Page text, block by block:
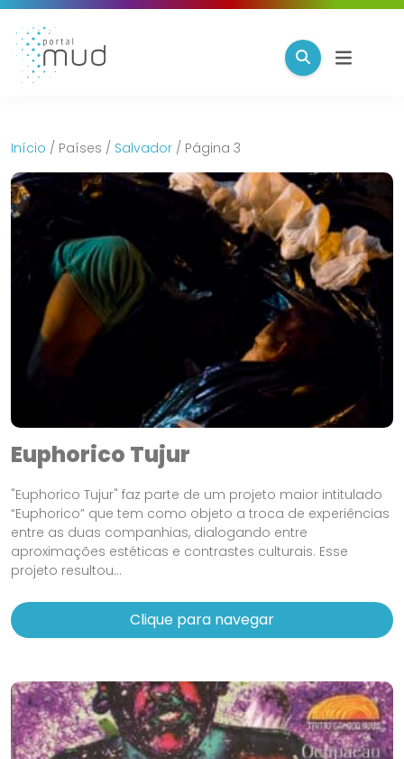
Início / Países / Salvador / Página 3
Euphorico Tujur
"Euphorico Tujur" faz parte de um projeto maior intitulado
“Euphorico” que tem como objeto a troca de experiências
entre as duas companhias, dialogando entre
aproximações estéticas e contrastes culturais. Esse
projeto resultou...
Clique para navegar